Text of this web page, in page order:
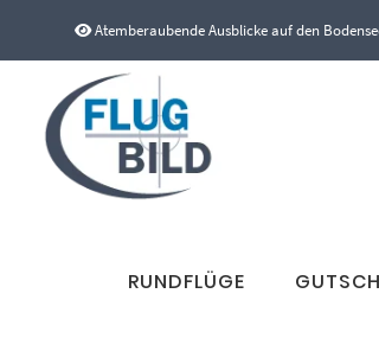
Atemberaubende Ausblicke auf den
RUNDFLÜGE